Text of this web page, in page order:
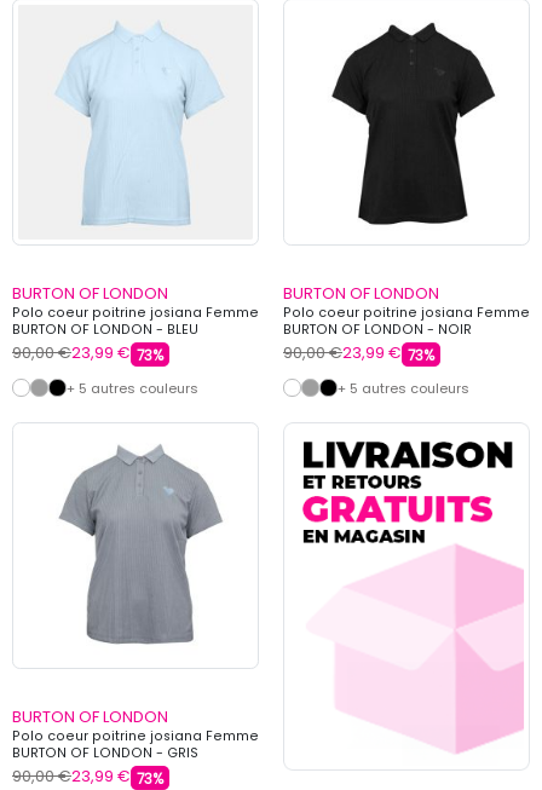
BURTON OF LONDON
Polo coeur poitrine josiana Femme
BURTON OF LONDON - BLEU
90,00 €23,99 € 73%
+ 5 autres couleurs
BURTON OF LONDON
Polo coeur poitrine josiana Femme
BURTON OF LONDON - NOIR
90,00 €23,99 € 73%
+ 5 autres couleurs
BURTON OF LONDON
Polo coeur poitrine josiana Femme
BURTON OF LONDON - GRIS
90,00 €23,99 € 73%